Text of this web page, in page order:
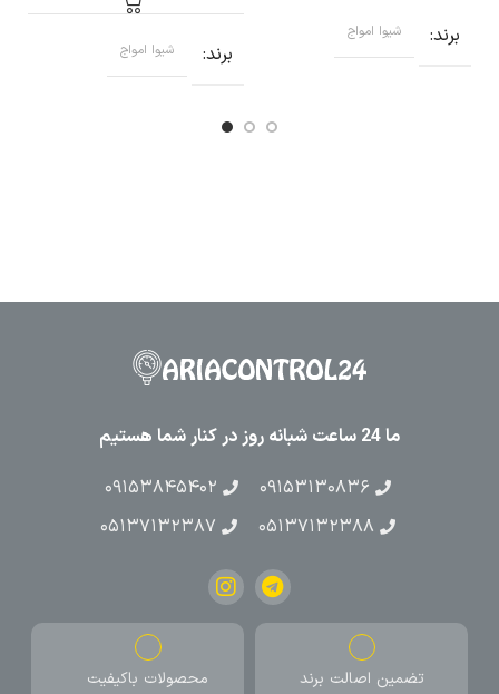
برند شیوا امواج
برند شیوا امواج
ما 24 ساعت شبانه روز در کنار شما هستیم
۰۹۱۵۳۱۳۰۸۳۶
۰۹۱۵۳۸۴۵۴۰۲
۰۵۱۳۷۱۳۲۳۸۸
۰۵۱۳۷۱۳۲۳۸۷
تضمین اصالت برند محصولات باکیفیت